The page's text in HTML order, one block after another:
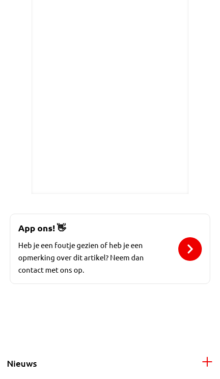
App ons!👋
Heb je een foutje gezien of heb je een
opmerking over dit artikel? Neem dan
contact met ons op.
Nieuws